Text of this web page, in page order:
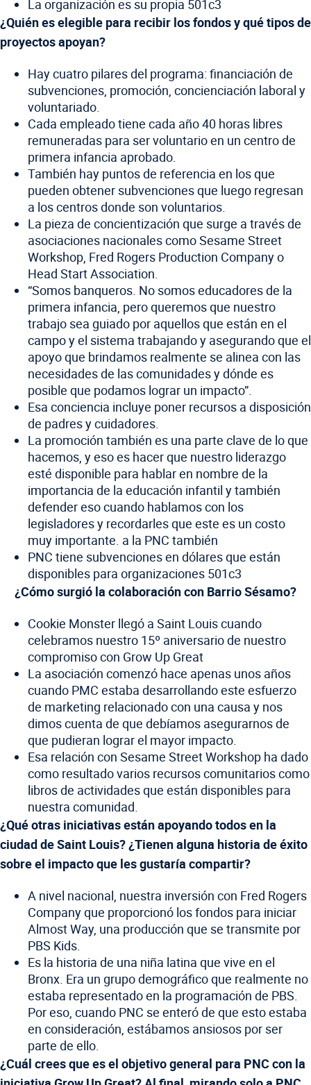
La organización es su propia 501c3
¿Quién es elegible para recibir los fondos y qué tipos de
proyectos apoyan?
Hay cuatro pilares del programa: financiación de
subvenciones, promoción, concienciación laboral y
voluntariado.
Cada empleado tiene cada año 40 horas libres
remuneradas para ser voluntario en un centro de
primera infancia aprobado.
También hay puntos de referencia en los que
pueden obtener subvenciones que luego regresan
a los centros donde son voluntarios.
La pieza de concientización que surge a través de
asociaciones nacionales como Sesame Street
Workshop, Fred Rogers Production Company o
Head Start Association.
“Somos banqueros. No somos educadores de la
primera infancia, pero queremos que nuestro
trabajo sea guiado por aquellos que están en el
campo y el sistema trabajando y asegurando que el
apoyo que brindamos realmente se alinea con las
necesidades de las comunidades y dónde es
posible que podamos lograr un impacto”.
Esa conciencia incluye poner recursos a disposición
de padres y cuidadores.
La promoción también es una parte clave de lo que
hacemos, y eso es hacer que nuestro liderazgo
esté disponible para hablar en nombre de la
importancia de la educación infantil y también
defender eso cuando hablamos con los
legisladores y recordarles que este es un costo
muy importante. a la PNC también
PNC tiene subvenciones en dólares que están
disponibles para organizaciones 501c3
¿Cómo surgió la colaboración con Barrio Sésamo?
Cookie Monster llegó a Saint Louis cuando
celebramos nuestro 15º aniversario de nuestro
compromiso con Grow Up Great
La asociación comenzó hace apenas unos años
cuando PMC estaba desarrollando este esfuerzo
de marketing relacionado con una causa y nos
dimos cuenta de que debíamos asegurarnos de
que pudieran lograr el mayor impacto.
Esa relación con Sesame Street Workshop ha dado
como resultado varios recursos comunitarios como
libros de actividades que están disponibles para
nuestra comunidad.
¿Qué otras iniciativas están apoyando todos en la
ciudad de Saint Louis? ¿Tienen alguna historia de éxito
sobre el impacto que les gustaría compartir?
A nivel nacional, nuestra inversión con Fred Rogers
Company que proporcionó los fondos para iniciar
Almost Way, una producción que se transmite por
PBS Kids.
Es la historia de una niña latina que vive en el
Bronx. Era un grupo demográfico que realmente no
estaba representado en la programación de PBS.
Por eso, cuando PNC se enteró de que esto estaba
en consideración, estábamos ansiosos por ser
parte de ello.
¿Cuál crees que es el objetivo general para PNC con la